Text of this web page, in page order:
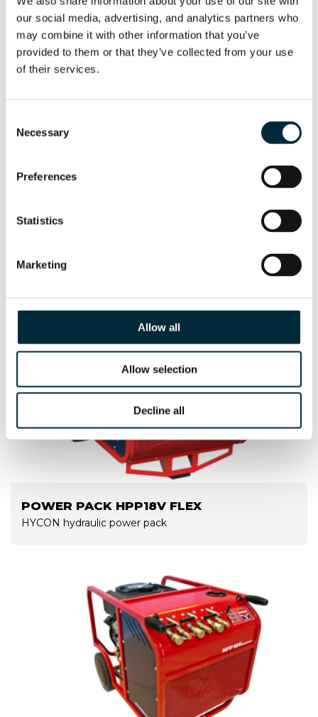
our social media, advertising, and analytics partners who
may combine it with other information that you’ve
provided to them or that they’ve collected from your use
of their services.
Selection
Necessary
Preferences
Statistics
Marketing
Allow all
Allow selection
Decline all
HYCON hydraulic power pack
HYCON hydraulic power pack
POWER PACK HPP18V FLEX
HYCON hydraulic power pack